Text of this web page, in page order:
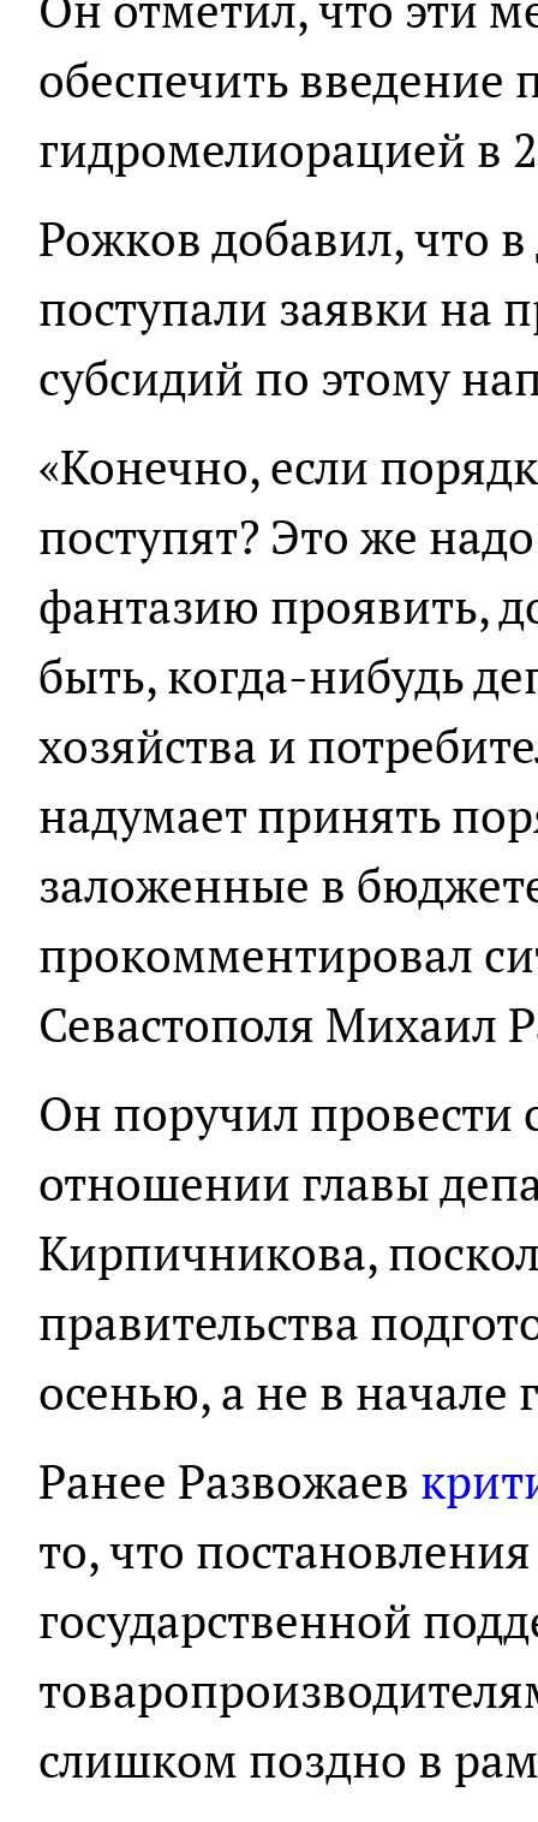
обеспечить введение
гидромелиорацией в
Рожков добавил, что
поступали заявки на
субсидий по этому
«Конечно, если
поступят? Это же
фантазию проявить,
быть, когда-нибудь
хозяйства и
надумает принять
заложенные в
прокомментировал
Севастополя Михаил
Он поручил провести
отношении главы
Кирпичникова,
правительства
осенью, а не в начале
Ранее Развожаев
то, что
государственной
слишком поздно в